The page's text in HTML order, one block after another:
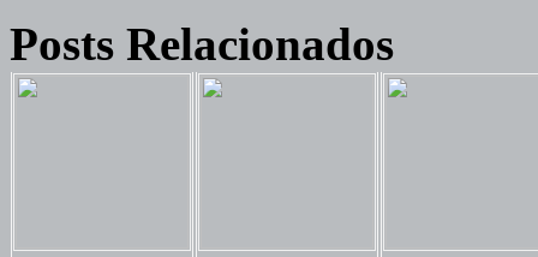
Posts Relacionados